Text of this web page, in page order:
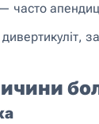
часто